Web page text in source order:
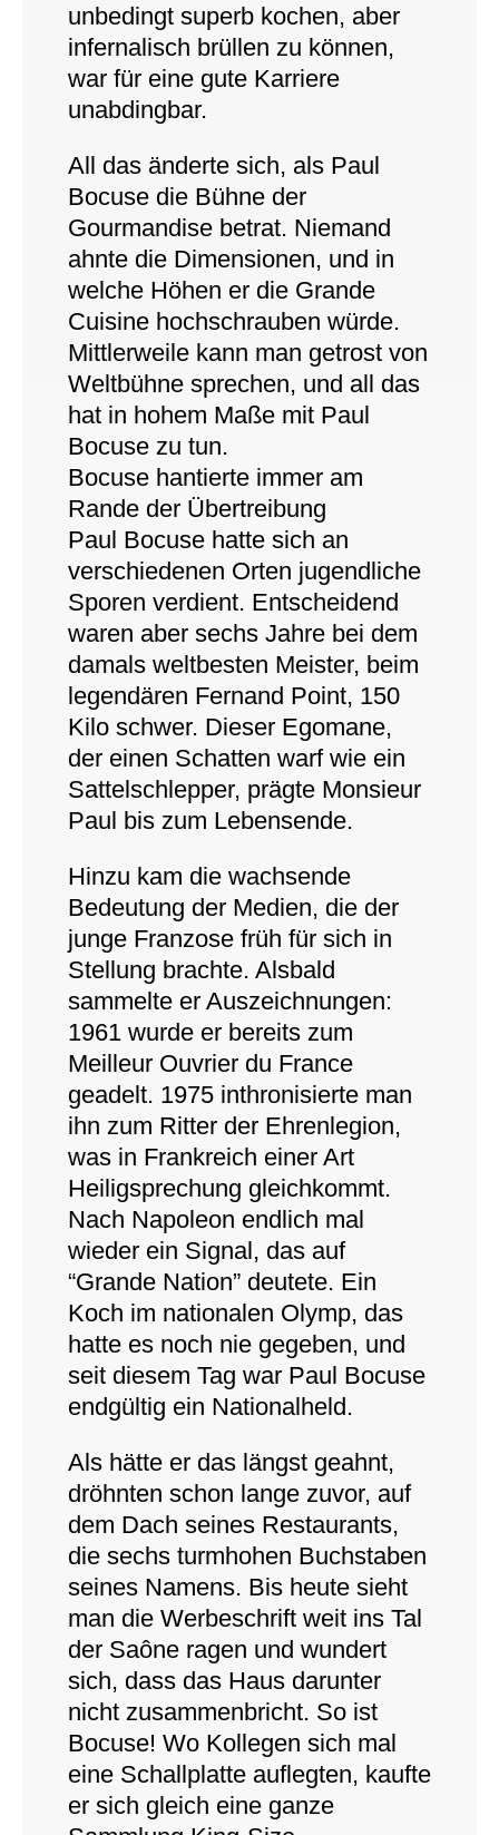
unbedingt superb kochen, aber
infernalisch brüllen zu können,
war für eine gute Karriere
unabdingbar.
All das änderte sich, als Paul
Bocuse die Bühne der
Gourmandise betrat. Niemand
ahnte die Dimensionen, und in
welche Höhen er die Grande
Cuisine hochschrauben würde.
Mittlerweile kann man getrost von
Weltbühne sprechen, und all das
hat in hohem Maße mit Paul
Bocuse zu tun.
Bocuse hantierte immer am
Rande der Übertreibung
Paul Bocuse hatte sich an
verschiedenen Orten jugendliche
Sporen verdient. Entscheidend
waren aber sechs Jahre bei dem
damals weltbesten Meister, beim
legendären Fernand Point, 150
Kilo schwer. Dieser Egomane,
der einen Schatten warf wie ein
Sattelschlepper, prägte Monsieur
Paul bis zum Lebensende.
Hinzu kam die wachsende
Bedeutung der Medien, die der
junge Franzose früh für sich in
Stellung brachte. Alsbald
sammelte er Auszeichnungen:
1961 wurde er bereits zum
Meilleur Ouvrier du France
geadelt. 1975 inthronisierte man
ihn zum Ritter der Ehrenlegion,
was in Frankreich einer Art
Heiligsprechung gleichkommt.
Nach Napoleon endlich mal
wieder ein Signal, das auf
“Grande Nation” deutete. Ein
Koch im nationalen Olymp, das
hatte es noch nie gegeben, und
seit diesem Tag war Paul Bocuse
endgültig ein Nationalheld.
Als hätte er das längst geahnt,
dröhnten schon lange zuvor, auf
dem Dach seines Restaurants,
die sechs turmhohen Buchstaben
seines Namens. Bis heute sieht
man die Werbeschrift weit ins Tal
der Saône ragen und wundert
sich, dass das Haus darunter
nicht zusammenbricht. So ist
Bocuse! Wo Kollegen sich mal
eine Schallplatte auflegten, kaufte
er sich gleich eine ganze